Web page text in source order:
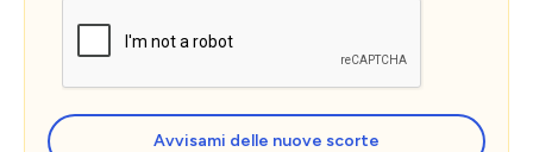
Avvisami delle nuove scorte